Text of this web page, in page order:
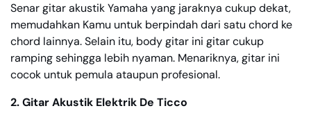
Senar gitar akustik Yamaha yang jaraknya cukup dekat,
memudahkan Kamu untuk berpindah dari satu chord ke
chord lainnya. Selain itu, body gitar ini gitar cukup
ramping sehingga lebih nyaman. Menariknya, gitar ini
cocok untuk pemula ataupun profesional.
2. Gitar Akustik Elektrik De Ticco